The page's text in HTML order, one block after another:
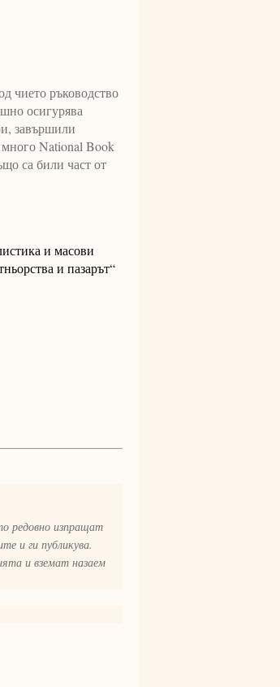
чието ръководство
осигурява
завършили
National Book
са били част от
и масови
и пазарът“
редовно изпращат
и ги публикува.
и вземат назаем